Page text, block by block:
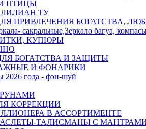
ПТИЦЫ
ТУ
ПРИВЛЕЧЕНИЯ БОГАТСТВА,
сакральные,Зеркало багуа,
КУПЮРЫ
БОГАТСТВА И ЗАЩИТЫ
И ФОНАРИКИ
2026 года - фэн-шуй
КОРРЕКЦИИ
В АССОРТИМЕНТЕ
ТАЛИСМАНЫ С